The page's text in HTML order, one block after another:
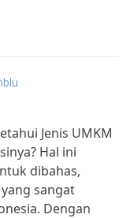
Jenis UMKM
Hal ini
dibahas,
sangat
Dengan